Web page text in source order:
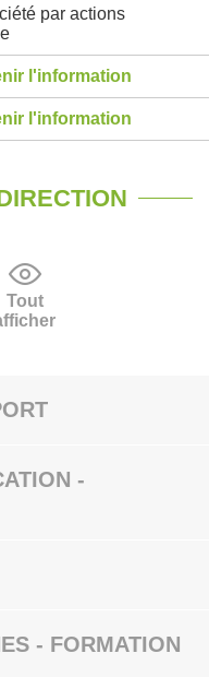
par actions
l'information
l'information
Tout
-
- FORMATION